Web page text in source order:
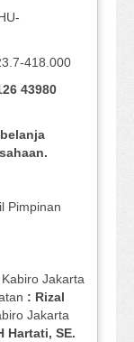
418.000
43980
Pimpinan
, Kabiro Jakarta
: Rizal
Jakarta
Hartati, SE.